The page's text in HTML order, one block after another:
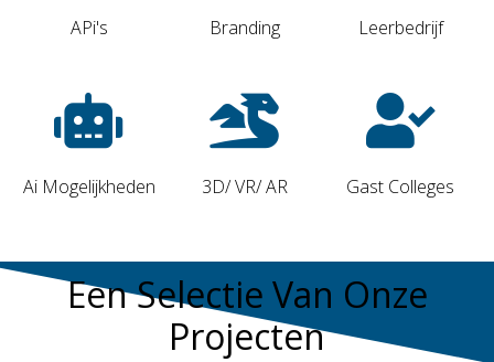
APi's
Branding
Leerbedrijf
Ai Mogelijkheden 3D/ VR/ AR Gast Colleges
Een Selectie Van Onze
Projecten